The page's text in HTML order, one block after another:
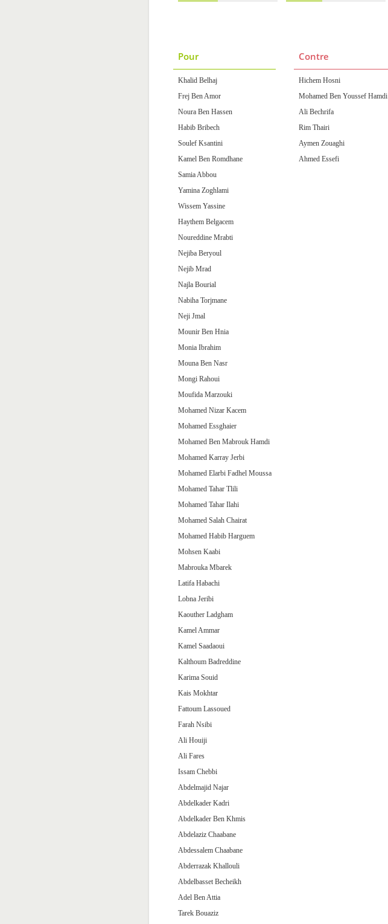
Pour
Khalid Belhaj
Frej Ben Amor
Noura Ben Hassen
Habib Bribech
Soulef Ksantini
Kamel Ben Romdhane
Samia Abbou
Yamina Zoghlami
Wissem Yassine
Haythem Belgacem
Noureddine Mrabti
Nejiba Beryoul
Nejib Mrad
Najla Bourial
Nabiha Torjmane
Neji Jmal
Mounir Ben Hnia
Monia Ibrahim
Mouna Ben Nasr
Mongi Rahoui
Moufida Marzouki
Mohamed Nizar Kacem
Mohamed Essghaier
Mohamed Ben Mabrouk Hamdi
Mohamed Karray Jerbi
Mohamed Elarbi Fadhel Moussa
Mohamed Tahar Tlili
Mohamed Tahar Ilahi
Mohamed Salah Chairat
Mohamed Habib Harguem
Mohsen Kaabi
Mabrouka Mbarek
Latifa Habachi
Lobna Jeribi
Kaouther Ladgham
Kamel Ammar
Kamel Saadaoui
Kalthoum Badreddine
Karima Souid
Kais Mokhtar
Fattoum Lassoued
Farah Nsibi
Ali Houiji
Ali Fares
Issam Chebbi
Abdelmajid Najar
Abdelkader Kadri
Abdelkader Ben Khmis
Abdelaziz Chaabane
Abdessalem Chaabane
Abderrazak Khallouli
Abdelbasset Becheikh
Adel Ben Attia
Tarek Bouaziz
Contre
Hichem Hosni
Mohamed Ben Youssef Hamdi
Ali Bechrifa
Rim Thairi
Aymen Zouaghi
Ahmed Essefi